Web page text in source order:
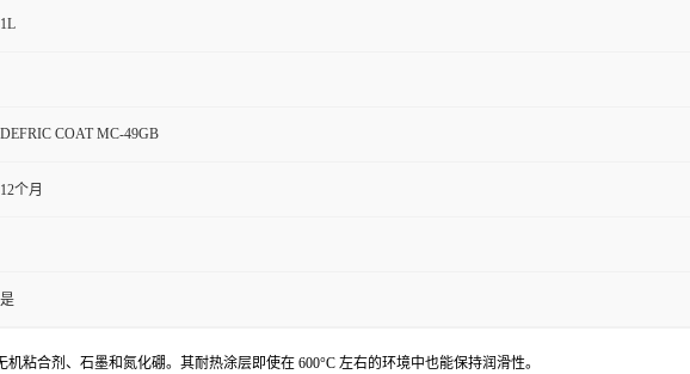
1L
DEFRIC COAT MC-49GB
12个月
是
粘合剂、石墨和氮化硼。其耐热涂层即使在 600°C 左右的环境中也能保持润滑性。